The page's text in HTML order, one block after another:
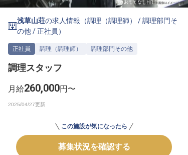
ホテル・宿泊業界情報コラム
無料 転職サポートに申し込む
採用をお考えの企業様へ
浅草山荘の求人情報（調理（調理師） /調理部門そ
の他/正社員 ）
正社員 調理（調理師） 調理部門その他
調理スタッフ
月給260,000円〜
この施設が気になったら
募集状況を確認する